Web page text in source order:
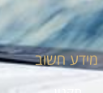
מידע חשוב